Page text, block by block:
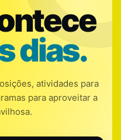
dias.
atividades para
para aproveitar a